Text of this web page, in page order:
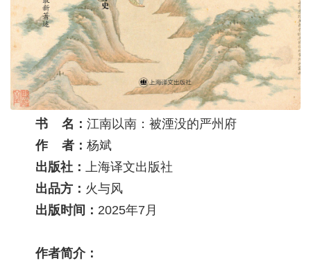
书 名： 江南以南：被湮没的严州府
作 者： 杨斌
出版社：
上海译文出版社
出品方： 火与风
出版时间： 2025年7月
作者简介：